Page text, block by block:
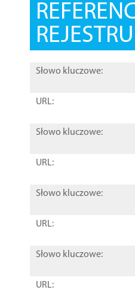
Słowo kluczowe:
URL:
Słowo kluczowe:
URL:
Słowo kluczowe:
URL:
Słowo kluczowe:
URL: